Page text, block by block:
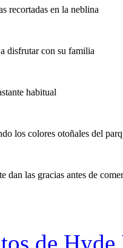
recortadas en la neblina
disfrutar con su familia
habitual
los colores otoñales del
dan las gracias antes de
de